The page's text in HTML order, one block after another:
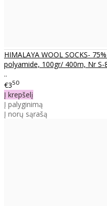
HIMALAYA WOOL SOCKS-
polyamide, 100gr/ 400m, Nr S-
..
€350
Į krepšelį
Į palyginimą
Į norų sąrašą